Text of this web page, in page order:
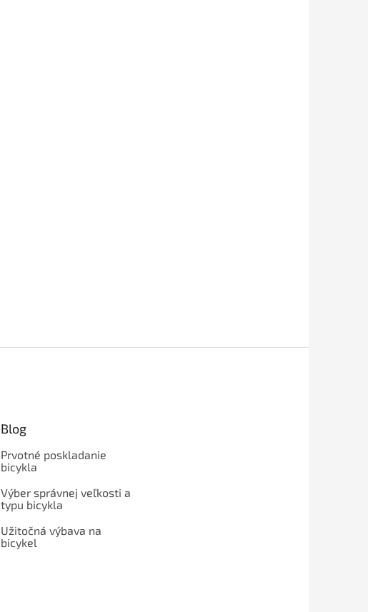
Blog
Prvotné poskladanie
bicykla
Výber správnej veľkosti a
typu bicykla
Užitočná výbava na
bicykel